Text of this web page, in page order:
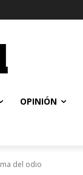
OPINIÓN
del odio